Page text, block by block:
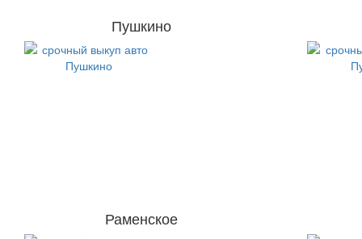
Пушкино
Раменское